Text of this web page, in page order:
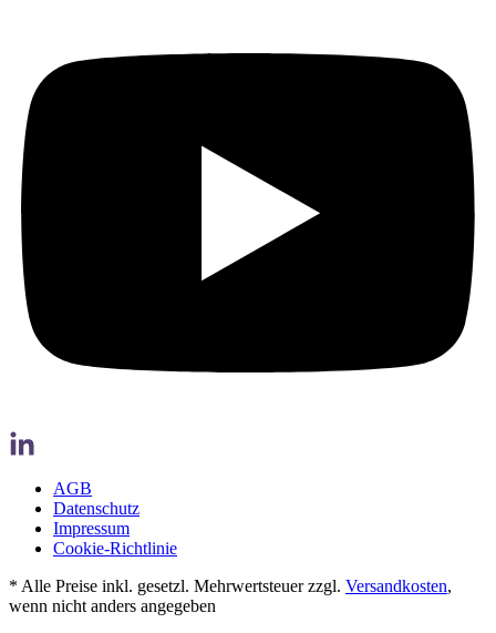
AGB
Datenschutz
Impressum
Cookie-Richtlinie
* Alle Preise inkl. gesetzl. Mehrwertsteuer zzgl. Versandkosten,
wenn nicht anders angegeben